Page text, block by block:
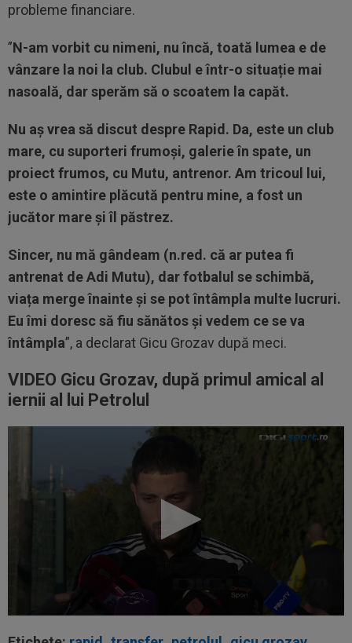
probleme financiare.
”N-am vorbit cu nimeni, nu încă, toată lumea e de
vânzare la noi la club. Clubul e într-o situație mai
nasoală, dar sperăm să o scoatem la capăt.
Nu aș vrea să discut despre Rapid. Da, este un club
mare, cu suporteri frumoși, galerie în spate, un
proiect frumos, cu Mutu, antrenor. Am tricoul lui,
este o amintire plăcută pentru mine, a fost un
jucător mare și îl păstrez.
Sincer, nu mă gândeam (n.red. că ar putea fi
antrenat de Adi Mutu), dar fotbalul se schimbă,
viața merge înainte și se pot întâmpla multe lucruri.
Eu îmi doresc să fiu sănătos și vedem ce se va
întâmpla”, a declarat Gicu Grozav după meci.
VIDEO Gicu Grozav, după primul amical al
iernii al lui Petrolul